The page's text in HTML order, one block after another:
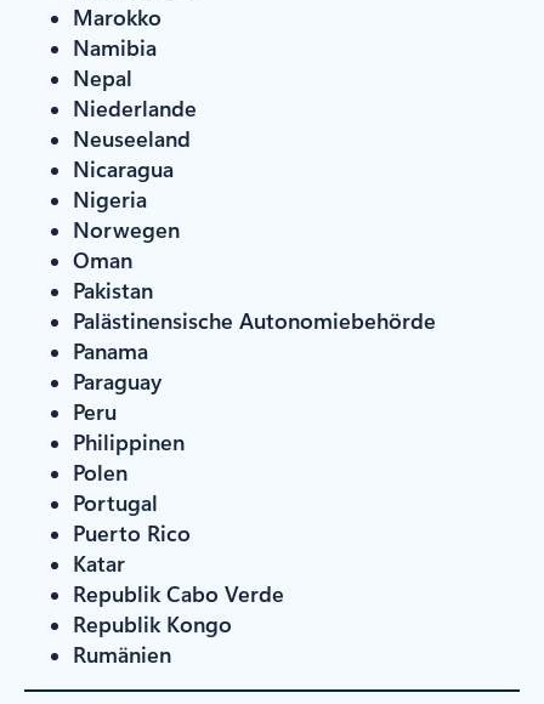
Marokko
Namibia
Nepal
Niederlande
Neuseeland
Nicaragua
Nigeria
Norwegen
Oman
Pakistan
Palästinensische Autonomiebehörde
Panama
Paraguay
Peru
Philippinen
Polen
Portugal
Puerto Rico
Katar
Republik Cabo Verde
Republik Kongo
Rumänien